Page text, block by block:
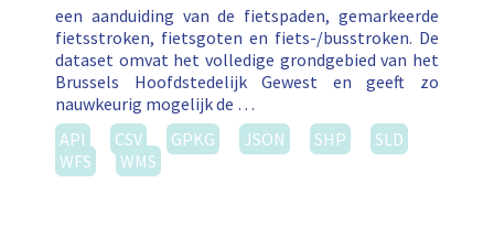
een aanduiding van de fietspaden, gemarkeerde
fietsstroken, fietsgoten en fiets-/busstroken. De
dataset omvat het volledige grondgebied van het
Brussels Hoofdstedelijk Gewest en geeft zo
nauwkeurig mogelijk de …
API
CSV GPKG JSON SHP
SLD
WFS
WMS